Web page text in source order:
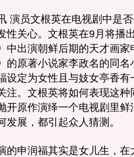
员文根英在电视剧中是否
性关心。文根英在9月将播
中出演朝鲜后期的天才画家
的原著小说家李政名的同名
设定为女性且与妓女亭香有
注。文根英将如何表现这种
开原作演绎一个电视剧里鲜
发展，都引起众人猜测。
申润福其实是女儿生，在